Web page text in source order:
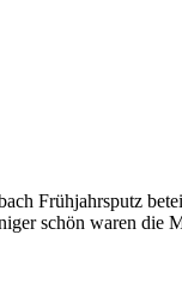
Frühjahrsputz
schön waren die